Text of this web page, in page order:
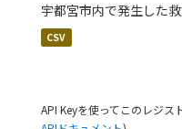
宇都宮市内で発生した
CSV
API Keyを使ってこのレジス